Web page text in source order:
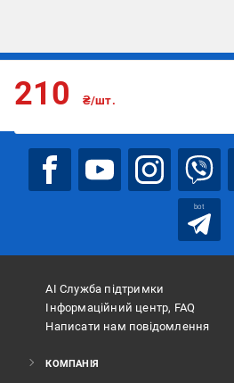
210 ₴/шт.
Підписуйтесь, щоб дізнаватись
bot
АІ Служба підтримки
Інформаційний центр, FAQ
Написати нам повідомлення
КОМПАНІЯ